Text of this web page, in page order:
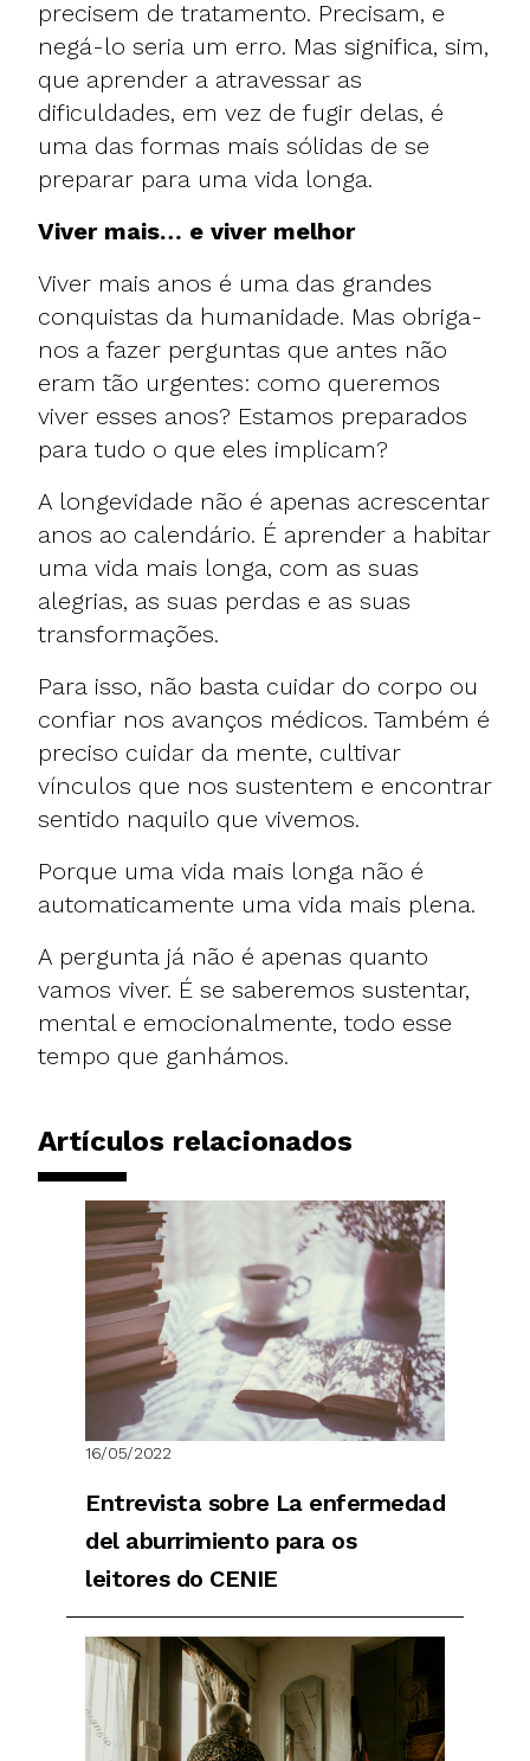
precisem de tratamento. Precisam, e
negá-lo seria um erro. Mas significa, sim,
que aprender a atravessar as
dificuldades, em vez de fugir delas, é
uma das formas mais sólidas de se
preparar para uma vida longa.
Viver mais… e viver melhor
Viver mais anos é uma das grandes
conquistas da humanidade. Mas obriga-
nos a fazer perguntas que antes não
eram tão urgentes: como queremos
viver esses anos? Estamos preparados
para tudo o que eles implicam?
A longevidade não é apenas acrescentar
anos ao calendário. É aprender a habitar
uma vida mais longa, com as suas
alegrias, as suas perdas e as suas
transformações.
Para isso, não basta cuidar do corpo ou
confiar nos avanços médicos. Também é
preciso cuidar da mente, cultivar
vínculos que nos sustentem e encontrar
sentido naquilo que vivemos.
Porque uma vida mais longa não é
automaticamente uma vida mais plena.
A pergunta já não é apenas quanto
vamos viver. É se saberemos sustentar,
mental e emocionalmente, todo esse
tempo que ganhámos.
Artículos relacionados
16/05/2022
Entrevista sobre La enfermedad
del aburrimiento para os
leitores do CENIE